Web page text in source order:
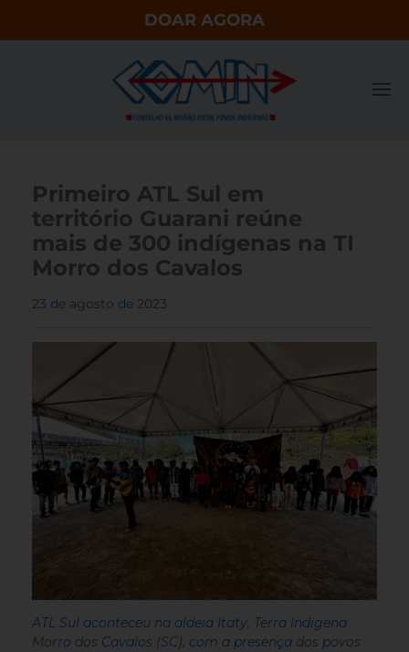
DOAR AGORA
Primeiro ATL Sul em
território Guarani reúne
mais de 300 indígenas na TI
Morro dos Cavalos
23 de agosto de 2023
ATL Sul aconteceu na aldeia Itaty, Terra Indígena
Morro dos Cavalos (SC), com a presença dos povos